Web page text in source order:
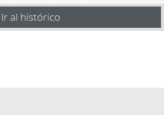
Ir al histórico